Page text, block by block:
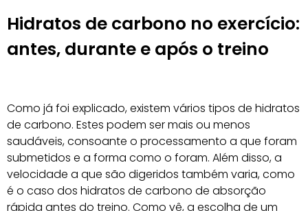
Hidratos de carbono no exercício:
antes, durante e após o treino
Como já foi explicado, existem vários tipos de hidratos
de carbono. Estes podem ser mais ou menos
saudáveis, consoante o processamento a que foram
submetidos e a forma como o foram. Além disso, a
velocidade a que são digeridos também varia, como
é o caso dos hidratos de carbono de absorção
rápida antes do treino. Como vê, a escolha de um